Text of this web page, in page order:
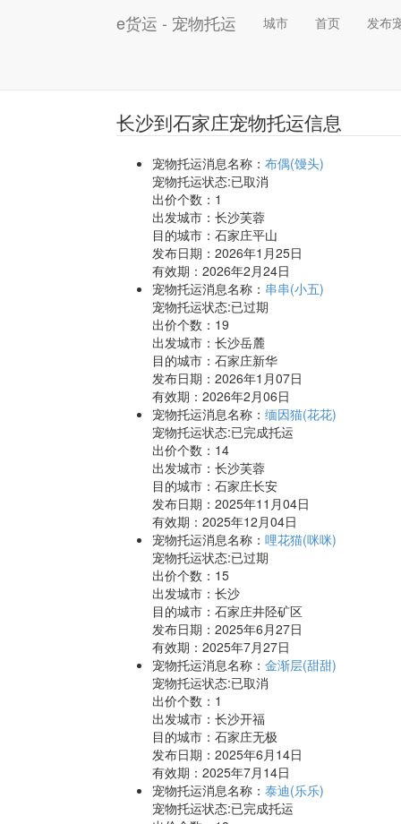
e货运 - 宠物托运 城市 首页 发布
长沙到石家庄宠物托运信息
宠物托运消息名称： 布偶(馒头)
宠物托运状态:已取消
出价个数： 1
出发城市：长沙芙蓉
目的城市：石家庄平山
发布日期：2026年1月25日
有效期：2026年2月24日
宠物托运消息名称： 串串(小五)
宠物托运状态:已过期
出价个数： 19
出发城市：长沙岳麓
目的城市：石家庄新华
发布日期：2026年1月07日
有效期：2026年2月06日
宠物托运消息名称： 缅因猫(花花)
宠物托运状态:已完成托运
出价个数： 14
出发城市：长沙芙蓉
目的城市：石家庄长安
发布日期：2025年11月04日
有效期：2025年12月04日
宠物托运消息名称： 哩花猫(咪咪)
宠物托运状态:已过期
出价个数： 15
出发城市：长沙
目的城市：石家庄井陉矿区
发布日期：2025年6月27日
有效期：2025年7月27日
宠物托运消息名称： 金渐层(甜甜)
宠物托运状态:已取消
出价个数： 1
出发城市：长沙开福
目的城市：石家庄无极
发布日期：2025年6月14日
有效期：2025年7月14日
宠物托运消息名称： 泰迪(乐乐)
宠物托运状态:已完成托运